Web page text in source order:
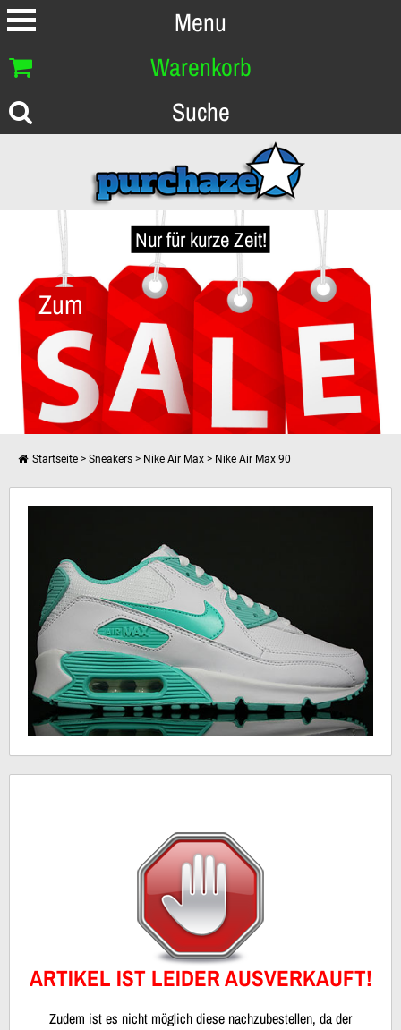
Menu
Warenkorb
Suche
Nur für kurze Zeit!
Zum
Dein Warenkorb ist leer!
Weiter einkaufen
Startseite > Sneakers > Nike Air Max > Nike Air Max 90
Nike WMNS Air Max 90
ARTIKEL IST LEIDER AUSVERKAUFT!
Zudem ist es nicht möglich diese nachzubestellen, da der